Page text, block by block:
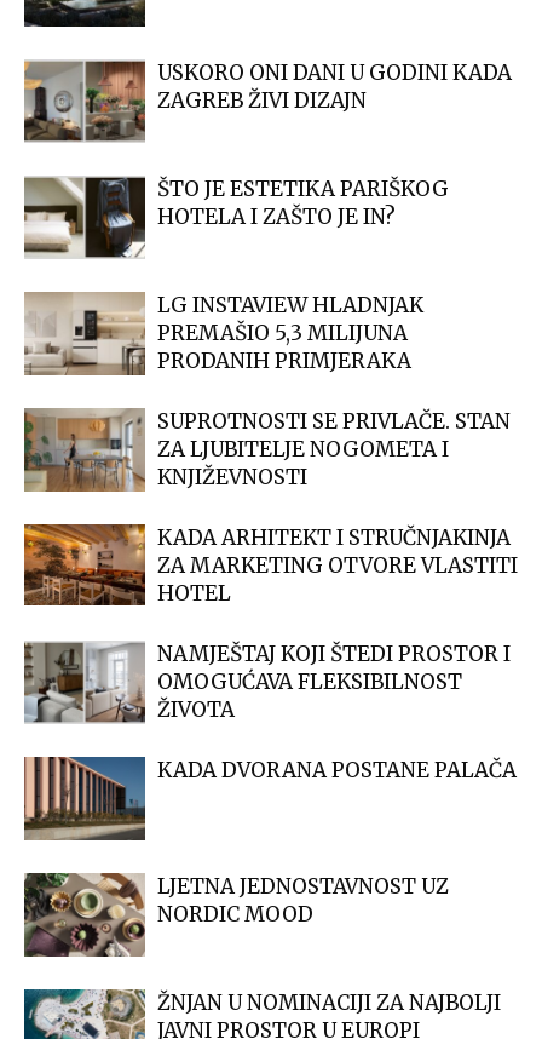
USKORO ONI DANI U GODINI KADA
ZAGREB ŽIVI DIZAJN
ŠTO JE ESTETIKA PARIŠKOG
HOTELA I ZAŠTO JE IN?
LG INSTAVIEW HLADNJAK
PREMAŠIO 5,3 MILIJUNA
PRODANIH PRIMJERAKA
SUPROTNOSTI SE PRIVLAČE. STAN
ZA LJUBITELJE NOGOMETA I
KNJIŽEVNOSTI
KADA ARHITEKT I STRUČNJAKINJA
ZA MARKETING OTVORE VLASTITI
HOTEL
NAMJEŠTAJ KOJI ŠTEDI PROSTOR I
OMOGUĆAVA FLEKSIBILNOST
ŽIVOTA
KADA DVORANA POSTANE PALAČA
LJETNA JEDNOSTAVNOST UZ
NORDIC MOOD
ŽNJAN U NOMINACIJI ZA NAJBOLJI
JAVNI PROSTOR U EUROPI